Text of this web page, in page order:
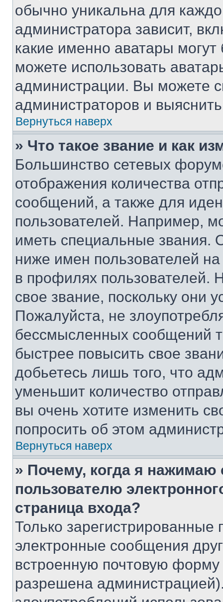
обычно уникальна для
администратора зависит,
какие именно аватары
можете использовать
администрации. Вы можете
администраторов и
Вернуться наверх
» Что такое звание и как
Большинство сетевых
отображения количества
сообщений, а также для
пользователей. Например,
иметь специальные звания.
ниже имен пользователей
в профилях
свое звание, поскольку они
Пожалуйста, не
бессмысленных сообщений
быстрее повысить свое
добьетесь лишь того, что
уменьшит количество
вы очень хотите изменить
попросить об этом
Вернуться наверх
» Почему, когда я нажимаю
пользователю
страница входа?
Только зарегистрированные
электронные сообщения
встроенную почтовую
разрешена